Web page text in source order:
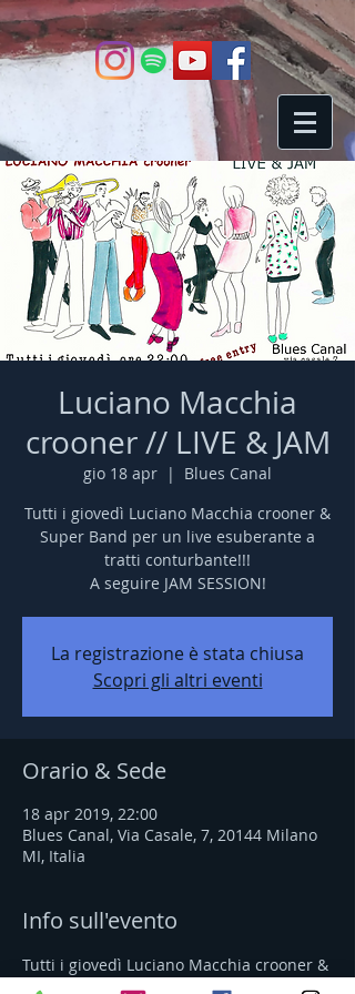
Luciano Macchia
crooner // LIVE & JAM
gio 18 apr
  |
Blues Canal
Tutti i giovedì Luciano Macchia crooner &
Super Band per un live esuberante a
tratti conturbante!!!
A seguire JAM SESSION!
La registrazione è stata chiusa
Scopri gli altri eventi
Orario & Sede
18 apr 2019, 22:00
Blues Canal, Via Casale, 7, 20144 Milano
MI, Italia
Info sull'evento
Tutti i giovedì Luciano Macchia crooner &
Super Band per un live esuberante a